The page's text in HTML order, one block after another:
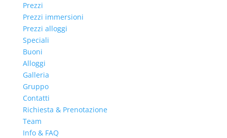
Prezzi
Prezzi immersioni
Prezzi alloggi
Speciali
Buoni
Alloggi
Galleria
Gruppo
Contatti
Richiesta & Prenotazione
Team
Info & FAQ